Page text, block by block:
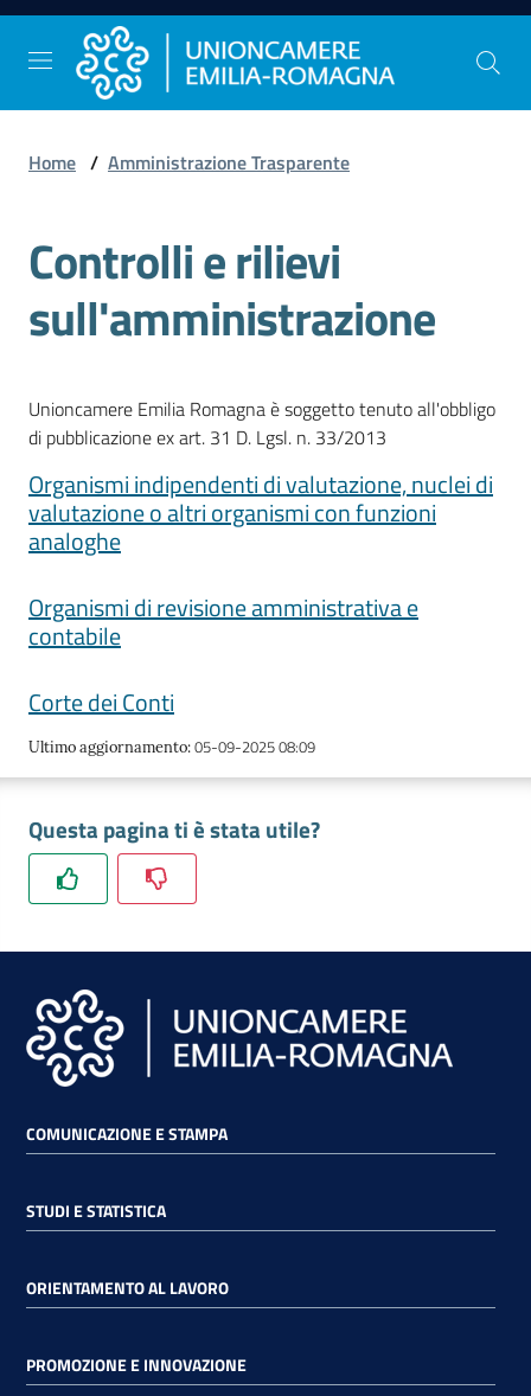
Vai al contenuto
Vai alla navigazione
Vai al footer
Stampa
Studi
Statistica
Orientamento
al
lavoro
Promozione
Innovazione
delle
Imprese
Chi
RSS
Seguici
Home / Amministrazione Trasparente
Controlli e rilievi
sull'amministrazione
Unioncamere Emilia Romagna è soggetto tenuto all'obbligo
di pubblicazione ex art. 31 D. Lgsl. n. 33/2013
Organismi indipendenti di valutazione, nuclei di
valutazione o altri organismi con funzioni
analoghe
Organismi di revisione amministrativa e
contabile
Corte dei Conti
Ultimo aggiornamento:05-09-2025 08:09
Questa pagina ti è stata utile?
COMUNICAZIONE E STAMPA
STUDI E STATISTICA
ORIENTAMENTO AL LAVORO
PROMOZIONE E INNOVAZIONE